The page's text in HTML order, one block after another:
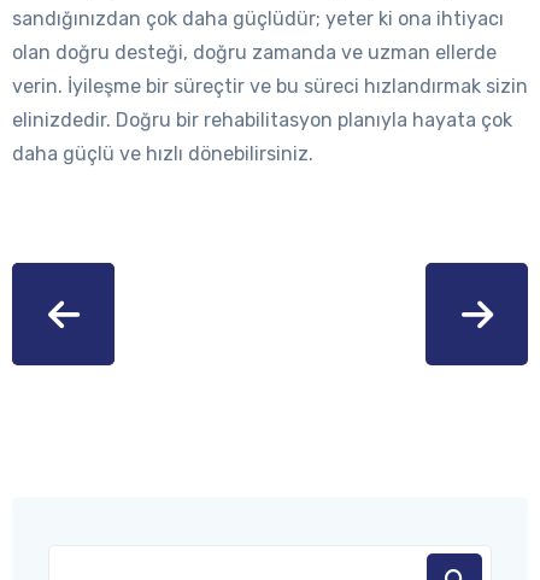
sandığınızdan çok daha güçlüdür; yeter ki ona ihtiyacı
olan doğru desteği, doğru zamanda ve uzman ellerde
verin. İyileşme bir süreçtir ve bu süreci hızlandırmak sizin
elinizdedir. Doğru bir rehabilitasyon planıyla hayata çok
daha güçlü ve hızlı dönebilirsiniz.